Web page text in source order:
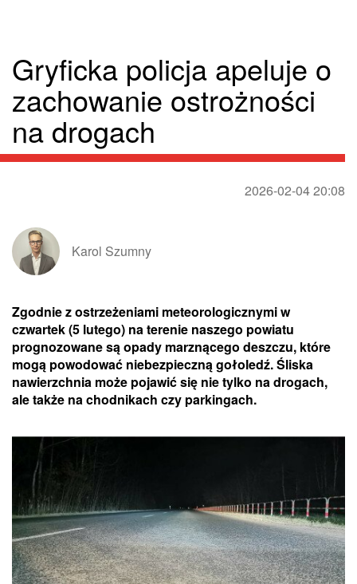
Gryficka policja apeluje o
zachowanie ostrożności
na drogach
2026-02-04 20:08
Karol Szumny
Zgodnie z ostrzeżeniami meteorologicznymi w
czwartek (5 lutego) na terenie naszego powiatu
prognozowane są opady marznącego deszczu, które
mogą powodować niebezpieczną gołoledź. Śliska
nawierzchnia może pojawić się nie tylko na drogach,
ale także na chodnikach czy parkingach.